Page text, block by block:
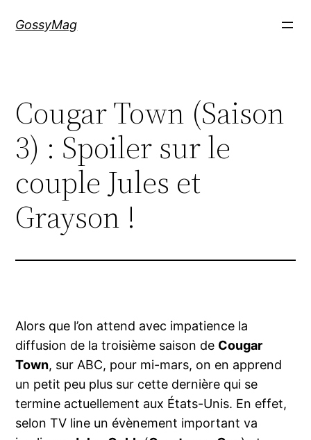
GossyMag
Cougar Town (Saison
3) : Spoiler sur le
couple Jules et
Grayson !
Alors que l’on attend avec impatience la
diffusion de la troisième saison de Cougar
Town, sur ABC, pour mi-mars, on en apprend
un petit peu plus sur cette dernière qui se
termine actuellement aux États-Unis. En effet,
selon TV line un évènement important va